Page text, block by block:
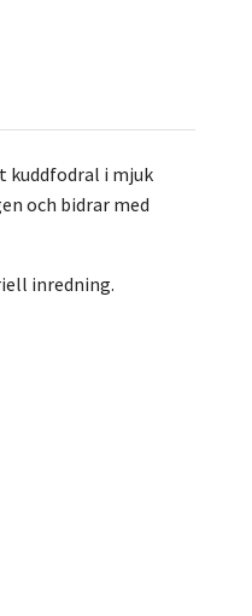
kuddfodral i mjuk
och bidrar med
inredning.